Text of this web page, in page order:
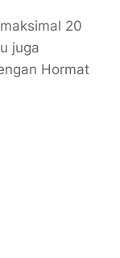
20
juga
Hormat